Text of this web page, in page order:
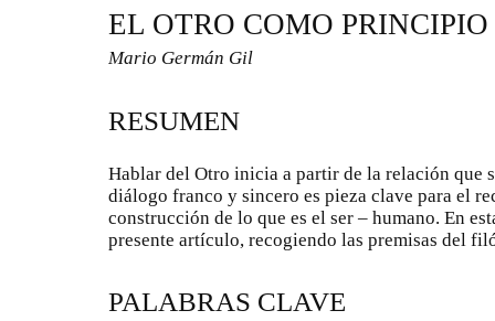
EL OTRO COMO
Mario Germán Gil
RESUMEN
Hablar del Otro inicia a partir de la relación que
diálogo franco y sincero es pieza clave para el
construcción de lo que es el ser – humano. En
presente artículo, recogiendo las premisas del
PALABRAS CLAVE